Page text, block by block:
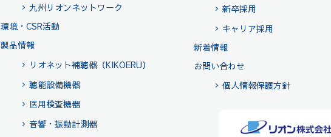
九州リオンネットワーク
環境・CSR活動
製品情報
リオネット補聴器（KIKOERU）
聴能設備機器
医用検査機器
音響・振動計測器
新卒採用
キャリア採用
新着情報
お問い合わせ
個人情報保護方針